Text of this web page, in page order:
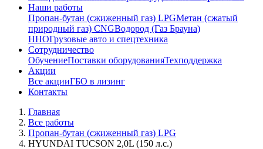
Наши работы
Пропан-бутан (сжиженный газ) LPGМетан (сжатый
природный газ) CNGВодород (Газ Брауна)
ННОГрузовые авто и спецтехника
Сотрудничество
ОбучениеПоставки оборудованияТехподдержка
Акции
Все акцииГБО в лизинг
Контакты
Главная
Все работы
Пропан-бутан (сжиженный газ) LPG
HYUNDAI TUCSON 2,0L (150 л.с.)